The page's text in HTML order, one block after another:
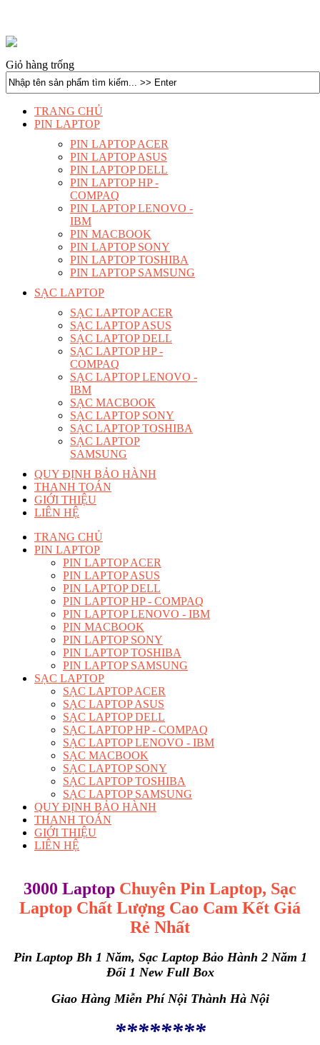
Giỏ hàng trống
TRANG CHỦ
PIN LAPTOP
PIN LAPTOP ACER
PIN LAPTOP ASUS
PIN LAPTOP DELL
PIN LAPTOP HP -
COMPAQ
PIN LAPTOP LENOVO -
IBM
PIN MACBOOK
PIN LAPTOP SONY
PIN LAPTOP TOSHIBA
PIN LAPTOP SAMSUNG
SẠC LAPTOP
SẠC LAPTOP ACER
SẠC LAPTOP ASUS
SẠC LAPTOP DELL
SẠC LAPTOP HP -
COMPAQ
SẠC LAPTOP LENOVO -
IBM
SẠC MACBOOK
SẠC LAPTOP SONY
SẠC LAPTOP TOSHIBA
SẠC LAPTOP
SAMSUNG
QUY ĐỊNH BẢO HÀNH
THANH TOÁN
GIỚI THIỆU
LIÊN HỆ
TRANG CHỦ
PIN LAPTOP
PIN LAPTOP ACER
PIN LAPTOP ASUS
PIN LAPTOP DELL
PIN LAPTOP HP - COMPAQ
PIN LAPTOP LENOVO - IBM
PIN MACBOOK
PIN LAPTOP SONY
PIN LAPTOP TOSHIBA
PIN LAPTOP SAMSUNG
SẠC LAPTOP
SẠC LAPTOP ACER
SẠC LAPTOP ASUS
SẠC LAPTOP DELL
SẠC LAPTOP HP - COMPAQ
SẠC LAPTOP LENOVO - IBM
SẠC MACBOOK
SẠC LAPTOP SONY
SẠC LAPTOP TOSHIBA
SẠC LAPTOP SAMSUNG
QUY ĐỊNH BẢO HÀNH
THANH TOÁN
GIỚI THIỆU
LIÊN HỆ
3000 Laptop Chuyên Pin Laptop, Sạc
Laptop Chất Lượng Cao Cam Kết Giá
Rẻ Nhất
Pin Laptop Bh 1 Năm, Sạc Laptop Bảo Hành 2 Năm 1
Đổi 1 New Full Box
Giao Hàng Miễn Phí Nội Thành Hà Nội
********